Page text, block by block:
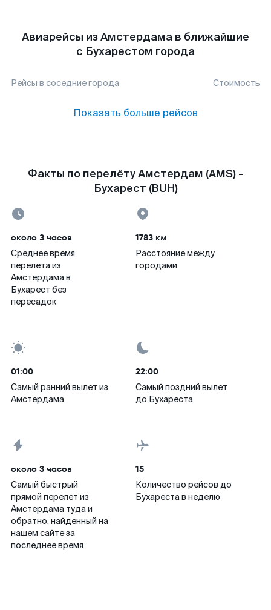
Авиарейсы из Амстердама в ближайшие
с Бухарестом города
Рейсы в соседние города Стоимость
Показать больше рейсов
Факты по перелёту Амстердам (AMS) -
Бухарест (BUH)
около 3 часов
Среднее время
перелета из
Амстердама в
Бухарест без
пересадок
1783 км
Расстояние между
городами
01:00
Самый ранний вылет из
Амстердама
22:00
Самый поздний вылет
до Бухареста
около 3 часов
Самый быстрый
прямой перелет из
Амстердама туда и
обратно, найденный на
нашем сайте за
последнее время
15
Количество рейсов до
Бухареста в неделю